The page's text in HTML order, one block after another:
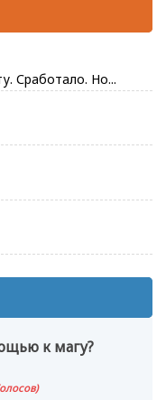
Сработало. Но...
к магу?